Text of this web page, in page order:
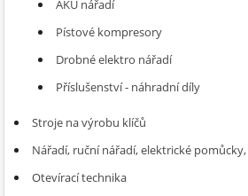
AKU nářadí
Pístové kompresory
Drobné elektro nářadí
Příslušenství - náhradní díly
Stroje na výrobu klíčů
Nářadí, ruční nářadí, elektrické
Otevírací technika